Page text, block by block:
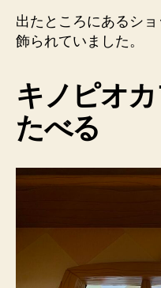
出たところにあるシ
飾られていました。
キノピオ
たべる